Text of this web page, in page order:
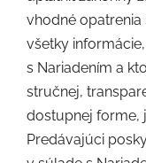
vhodné
všetky
s Nariadením a
stručnej,
dostupnej forme,
Predávajúci